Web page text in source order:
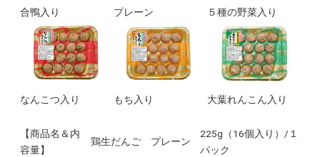
合鴨入り プレーン ５種の野菜入り
なんこつ入り もち入り 大葉れんこん入り
【商品名＆内
容量】
鶏生だんご プレーン
225g（16個入り）/１
パック